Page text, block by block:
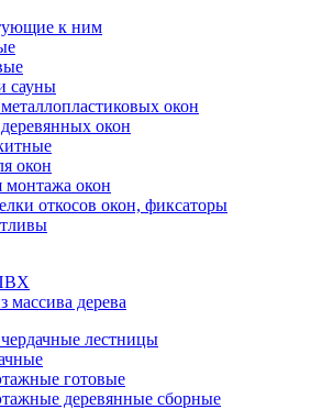
к ним
сауны
окон
окон
окон
монтажа окон
откосов окон, фиксаторы
массива дерева
лестницы
готовые
деревянные сборные